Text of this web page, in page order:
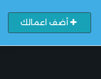
أضف اعمالك